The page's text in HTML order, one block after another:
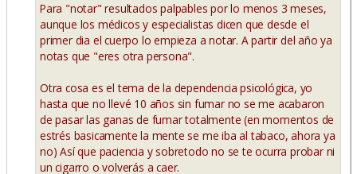
Para "notar" resultados palpables por lo menos 3 meses,
aunque los médicos y especialistas dicen que desde el
primer dia el cuerpo lo empieza a notar. A partir del año ya
notas que "eres otra persona".
Otra cosa es el tema de la dependencia psicológica, yo
hasta que no llevé 10 años sin fumar no se me acabaron
de pasar las ganas de fumar totalmente (en momentos de
estrés basicamente la mente se me iba al tabaco, ahora ya
no) Así que paciencia y sobretodo no se te ocurra probar ni
un cigarro o volverás a caer.